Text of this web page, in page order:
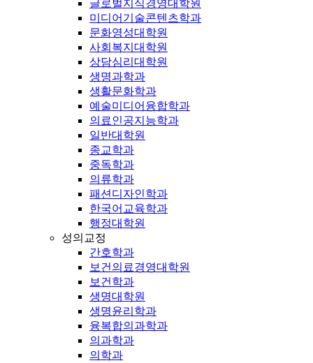
글로벌지식경영대학원
미디어기술콘텐츠학과
문화영성대학원
사회복지대학원
상담심리대학원
생명과학과
생활문화학과
예술미디어융합학과
의료인공지능학과
일반대학원
종교학과
중독학과
의류학과
패션디자인학과
한국어교육학과
행정대학원
성의교정
간호학과
보건의료경영대학원
보건학과
생명대학원
생명윤리학과
융복합의과학과
의과학과
의학과